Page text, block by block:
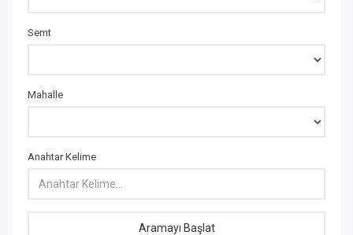
Semt
Mahalle
Anahtar Kelime
Aramayı Başlat